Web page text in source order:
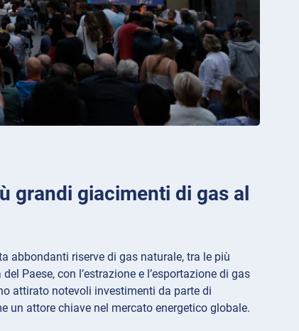
grandi giacimenti di gas al
abbondanti riserve di gas naturale, tra le più
Paese, con l’estrazione e l’esportazione di gas
attirato notevoli investimenti da parte di
un attore chiave nel mercato energetico globale.